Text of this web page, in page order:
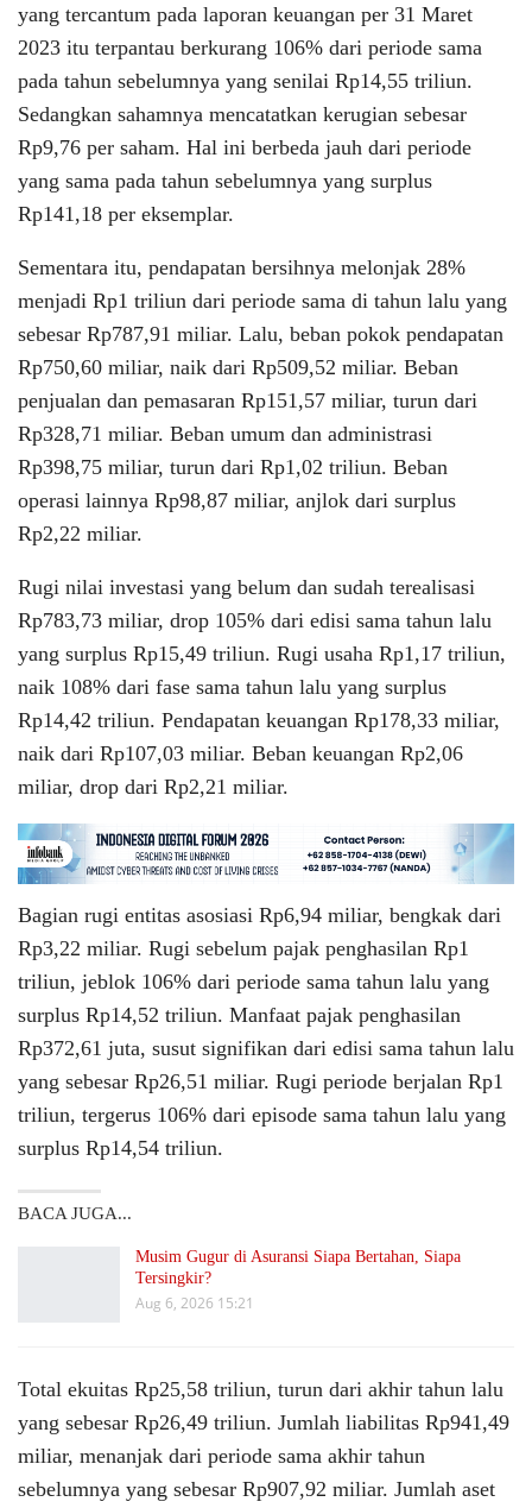
yang tercantum pada laporan keuangan per 31 Maret
2023 itu terpantau berkurang 106% dari periode sama
pada tahun sebelumnya yang senilai Rp14,55 triliun.
Sedangkan sahamnya mencatatkan kerugian sebesar
Rp9,76 per saham. Hal ini berbeda jauh dari periode
yang sama pada tahun sebelumnya yang surplus
Rp141,18 per eksemplar.
Sementara itu, pendapatan bersihnya melonjak 28%
menjadi Rp1 triliun dari periode sama di tahun lalu yang
sebesar Rp787,91 miliar. Lalu, beban pokok pendapatan
Rp750,60 miliar, naik dari Rp509,52 miliar. Beban
penjualan dan pemasaran Rp151,57 miliar, turun dari
Rp328,71 miliar. Beban umum dan administrasi
Rp398,75 miliar, turun dari Rp1,02 triliun. Beban
operasi lainnya Rp98,87 miliar, anjlok dari surplus
Rp2,22 miliar.
Rugi nilai investasi yang belum dan sudah terealisasi
Rp783,73 miliar, drop 105% dari edisi sama tahun lalu
yang surplus Rp15,49 triliun. Rugi usaha Rp1,17 triliun,
naik 108% dari fase sama tahun lalu yang surplus
Rp14,42 triliun. Pendapatan keuangan Rp178,33 miliar,
naik dari Rp107,03 miliar. Beban keuangan Rp2,06
miliar, drop dari Rp2,21 miliar.
Bagian rugi entitas asosiasi Rp6,94 miliar, bengkak dari
Rp3,22 miliar. Rugi sebelum pajak penghasilan Rp1
triliun, jeblok 106% dari periode sama tahun lalu yang
surplus Rp14,52 triliun. Manfaat pajak penghasilan
Rp372,61 juta, susut signifikan dari edisi sama tahun lalu
yang sebesar Rp26,51 miliar. Rugi periode berjalan Rp1
triliun, tergerus 106% dari episode sama tahun lalu yang
surplus Rp14,54 triliun.
BACA JUGA...
Musim Gugur di Asuransi Siapa Bertahan, Siapa
Tersingkir?
Aug 6, 2026 15:21
Total ekuitas Rp25,58 triliun, turun dari akhir tahun lalu
yang sebesar Rp26,49 triliun. Jumlah liabilitas Rp941,49
miliar, menanjak dari periode sama akhir tahun
sebelumnya yang sebesar Rp907,92 miliar. Jumlah aset